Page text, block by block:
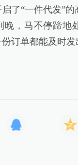
了“一件代发”
晚，马不停蹄地
订单都能及时发